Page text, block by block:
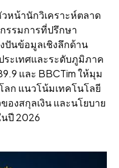
หน้านักวิเคราะห์ตลาด
รรมการที่ปรึกษา
งปันข้อมูลเชิงลึกด้าน
ระเทศและระดับภูมิภาค
และ BBCTim ให้มุม
ลก แนวโน้มเทคโนโลยี
งสกุลเงิน และนโยบาย
ปี 2026